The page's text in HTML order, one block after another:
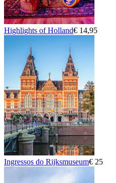
Highlights of Holland€ 14,95
Ingressos do Rijksmuseum€ 25